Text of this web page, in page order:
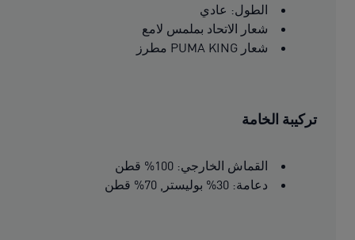
الطول: عادي
شعار الاتحاد بملمس لامع
شعار PUMA KING مطرز
تركيبة الخامة
القماش الخارجي: 100% قطن
دعامة: 30% بوليستر, 70% قطن